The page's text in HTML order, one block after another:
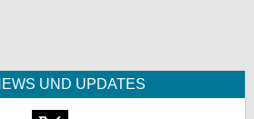
UND UPDATES